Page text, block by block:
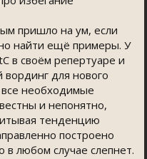
пришло на ум, если
найти ещё примеры. У
в своём репертуаре и
вординг для нового
все необходимые
и непонятно,
тенденцию
построено
в любом случае слепнет.